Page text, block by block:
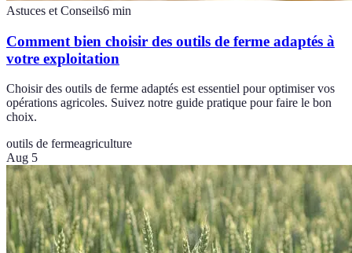
Astuces et Conseils6 min
Comment bien choisir des outils de ferme adaptés à
votre exploitation
Choisir des outils de ferme adaptés est essentiel pour optimiser vos
opérations agricoles. Suivez notre guide pratique pour faire le bon
choix.
outils de fermeagriculture
Aug 5